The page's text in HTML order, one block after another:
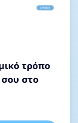
τρόπο
σου στο